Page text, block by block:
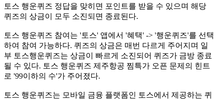
토스 행운퀴즈 정답을 맞히면 포인트를 받을 수 있으며 해당
퀴즈의 상금이 모두 소진되면 종료된다.
토스 행운퀴즈 참여는 '토스' 앱에서 '혜택' -> '행운퀴즈'를 선택
하여 참여 가능하다. 퀴즈의 상금은 매번 다르게 주어지며 일
부 토스행운퀴즈는 상금이 빠르게 소진되어 퀴즈가 금방 종료
될 수 있다. 토스 행운퀴즈 제주항공 찜특가 오픈 문제의 힌트
로 '99이하의 수'가 주어졌다.
토스 행운퀴즈는 모바일 금융 플랫폼인 토스에서 제공하는 퀴